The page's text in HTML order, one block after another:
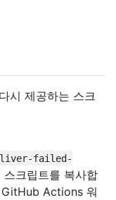
시 제공하는 스크
failed-
크립트를 복사합
GitHub Actions 워